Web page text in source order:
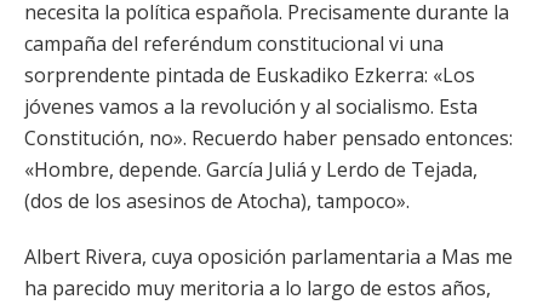
necesita la política española. Precisamente durante la
campaña del referéndum constitucional vi una
sorprendente pintada de Euskadiko Ezkerra: «Los
jóvenes vamos a la revolución y al socialismo. Esta
Constitución, no». Recuerdo haber pensado entonces:
«Hombre, depende. García Juliá y Lerdo de Tejada,
(dos de los asesinos de Atocha), tampoco».
Albert Rivera, cuya oposición parlamentaria a Mas me
ha parecido muy meritoria a lo largo de estos años,